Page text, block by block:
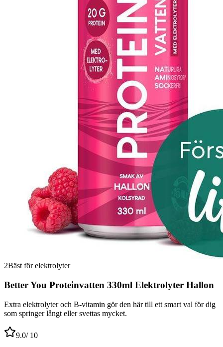
2Bäst för elektrolyter
Better You Proteinvatten 330ml Elektrolyter Hallon
Extra elektrolyter och B-vitamin gör den här till ett smart val för dig
som springer långt eller svettas mycket.
9.0/ 10